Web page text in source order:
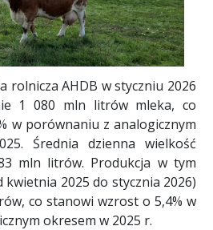
rolnicza AHDB w styczniu 2026
1 080 mln litrów mleka, co
w porównaniu z analogicznym
Średnia dzienna wielkość
mln litrów. Produkcja w tym
kwietnia 2025 do stycznia 2026)
co stanowi wzrost o 5,4% w
okresem w 2025 r.